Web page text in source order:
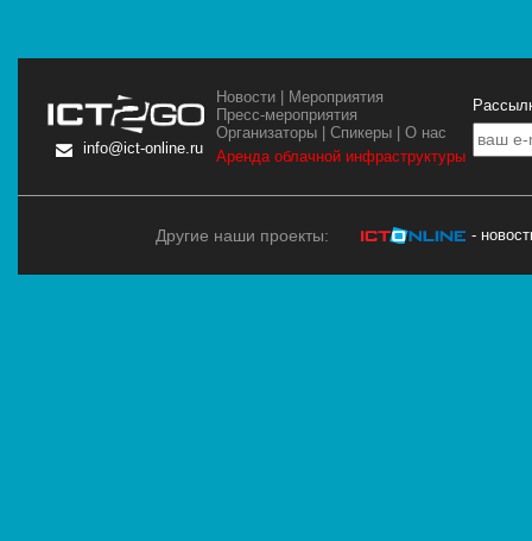
info@ict-online.ru
Новости | Мероприятия
Пресс-мероприятия
Организаторы |Спикеры |О нас
Аренда облачной инфраструктуры
Другие наши проекты: -